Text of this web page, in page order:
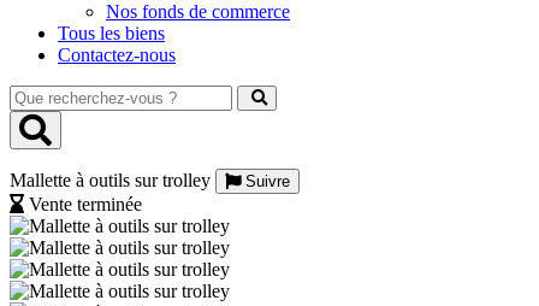
Nos fonds de commerce
Tous les biens
Contactez-nous
Que
recherchez-
vous
Mallette à outils sur trolley
Suivre
Vente terminée